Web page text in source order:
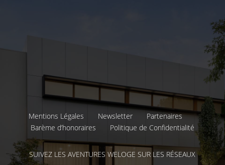
Mentions Légales Newsletter
Partenaires
Barème d’honoraires
Politique de Confidentialité
SUIVEZ LES AVENTURES WELOGE SUR LES RÉSEAUX